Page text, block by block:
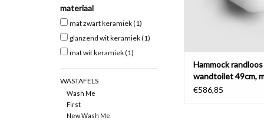
materiaal
mat zwart keramiek(1)
glanzend wit keramiek(1)
mat wit keramiek(1)
WASTAFELS
Wash Me
First
New Wash Me
TOEVOEGEN AAN
Hammock randloos
wandtoilet 49cm,
dunne zitting met
€586,85